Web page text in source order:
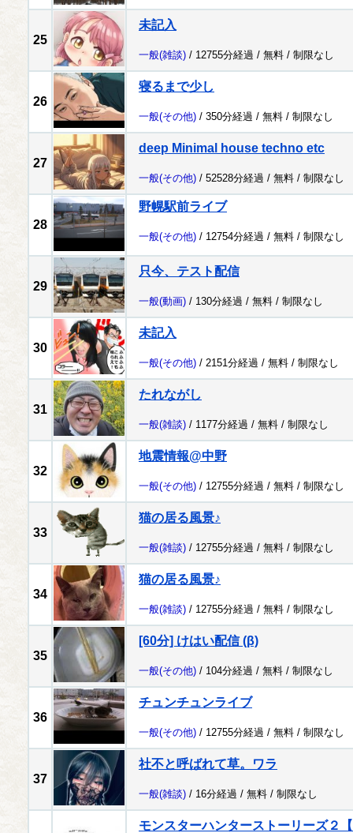
25
未記入
一般(雑談) / 12755分経過 / 無料 / 制限なし
26
寝るまで少し
一般(その他) / 350分経過 / 無料 / 制限なし
27
deep Minimal house techno etc
一般(その他) / 52528分経過 / 無料 / 制限なし
28
野幌駅前ライブ
一般(その他) / 12754分経過 / 無料 / 制限なし
29
只今、テスト配信
一般(動画) / 130分経過 / 無料 / 制限なし
30
未記入
一般(その他) / 2151分経過 / 無料 / 制限なし
31
たれながし
一般(雑談) / 1177分経過 / 無料 / 制限なし
32
地震情報@中野
一般(その他) / 12755分経過 / 無料 / 制限なし
33
猫の居る風景♪
一般(雑談) / 12755分経過 / 無料 / 制限なし
34
猫の居る風景♪
一般(雑談) / 12755分経過 / 無料 / 制限なし
35
[60分] けはい配信 (β)
一般(その他) / 104分経過 / 無料 / 制限なし
36
チュンチュンライブ
一般(その他) / 12755分経過 / 無料 / 制限なし
37
社不と呼ばれて草。ワラ
一般(雑談) / 16分経過 / 無料 / 制限なし
モンスターハンターストーリーズ２